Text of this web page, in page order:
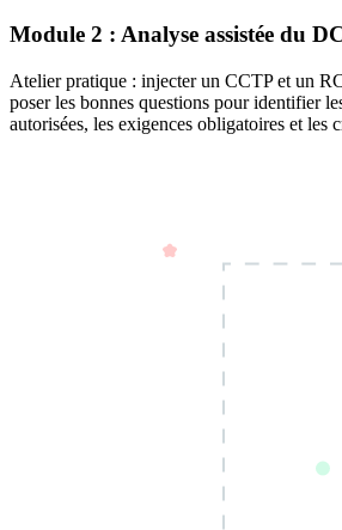
Module 2 : Analyse assistée du
Atelier pratique : injecter un CCTP et un
poser les bonnes questions pour identifier
autorisées, les exigences obligatoires et les